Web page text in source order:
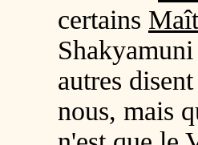
certains
autres
nous, mais